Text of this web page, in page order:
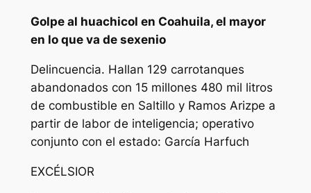
Golpe al huachicol en Coahuila, el mayor
en lo que va de sexenio
Delincuencia. Hallan 129 carrotanques
abandonados con 15 millones 480 mil litros
de combustible en Saltillo y Ramos Arizpe a
partir de labor de inteligencia; operativo
conjunto con el estado: García Harfuch
EXCÉLSIOR